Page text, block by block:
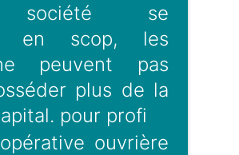
société se
en scop, les
peuvent pas
plus de la
pour profi
ouvrière